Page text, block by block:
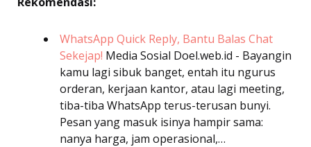
WhatsApp Quick Reply, Bantu Balas Chat
Sekejap! Media Sosial Doel.web.id - Bayangin
kamu lagi sibuk banget, entah itu ngurus
orderan, kerjaan kantor, atau lagi meeting,
tiba-tiba WhatsApp terus-terusan bunyi.
Pesan yang masuk isinya hampir sama:
nanya harga, jam operasional,…